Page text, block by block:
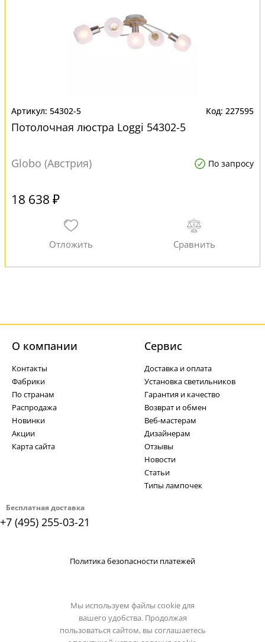
54302-5 227595
Потолочная люстра Loggi 54302-5
Globo (Австрия) По запросу
18 638 ₽
Бесплатная доставка
+7 (495) 255-03-21
О компании
Контакты
Фабрики
По странам
Распродажа
Новинки
Акции
Карта сайта
Cервис
Доставка и оплата
Установка светильников
Гарантия и качество
Возврат и обмен
Веб-мастерам
Дизайнерам
Отзывы
Новости
Статьи
Типы лампочек
Политика безопасности платежей
Мы используем файлы cookie для
вашего удобства. Продолжая
пользоваться сайтом, вы соглашаетесь